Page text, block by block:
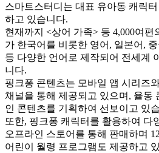
스마트스터디는 대표 유아동 캐릭터
하고 있습니다.
현재까지 <상어 가족> 등 4,000여편
가 한국어를 비롯한 영어, 일본어,
등 다양한 언어로 제작되어 전세계
니다.
핑크퐁 콘텐츠는 모바일 앱 시리즈
채널을 통해 제공되고 있으며, 율동
인 콘텐츠를 기획하여 선보이고 있
또한, 핑크퐁 캐릭터를 활용하여 다
오프라인 스토어를 통해 판매하며
어린이 월령 프로그램도 제공하고